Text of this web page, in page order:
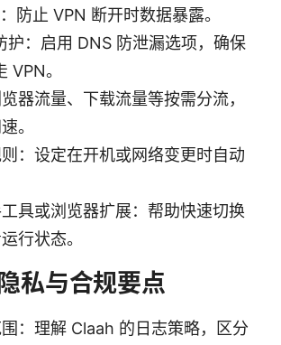
防止 VPN 断开时数据暴露。
护：启用 DNS 防泄漏选项，确保
VPN。
器流量、下载流量等按需分流，
。
：设定在开机或网络变更时自动
具或浏览器扩展：帮助快速切换
行状态。
私与合规要点
：理解 Claah 的日志策略，区分